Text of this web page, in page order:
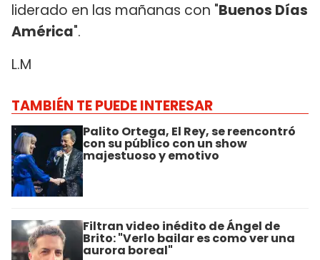
liderado en las mañanas con "Buenos Días
América".
L.M
TAMBIÉN TE PUEDE INTERESAR
Palito Ortega, El Rey, se reencontró
con su público con un show
majestuoso y emotivo
Filtran video inédito de Ángel de
Brito: "Verlo bailar es como ver una
aurora boreal"